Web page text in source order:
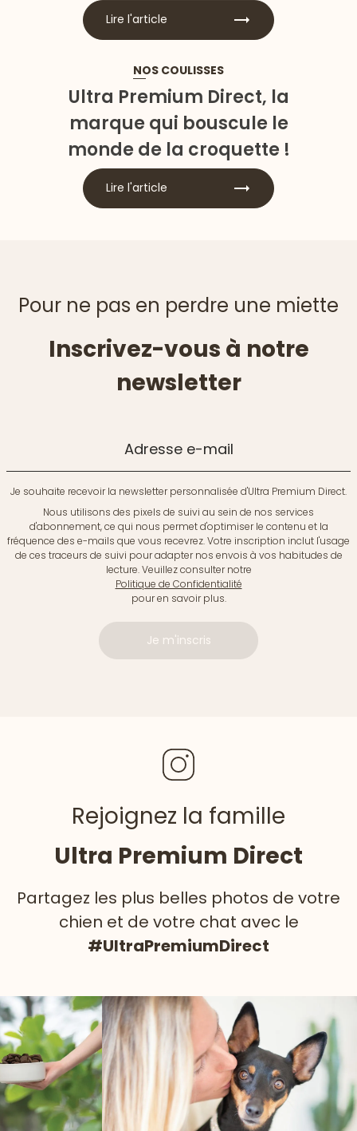
Lire l'article
NOS COULISSES
Ultra Premium Direct, la
marque qui bouscule le
monde de la croquette !
Lire l'article
Pour ne pas en perdre une miette
Inscrivez-vous à notre
newsletter
Adresse e-mail
Je souhaite recevoir la newsletter personnalisée d'Ultra Premium Direct.
Nous utilisons des pixels de suivi au sein de nos services
d'abonnement, ce qui nous permet d'optimiser le contenu et la
fréquence des e-mails que vous recevrez. Votre inscription inclut l'usage
de ces traceurs de suivi pour adapter nos envois à vos habitudes de
lecture. Veuillez consulter notre
Politique de Confidentialité
pour en savoir plus.
Je m'inscris
Rejoignez la famille
Ultra Premium Direct
Partagez les plus belles photos de votre
chien et de votre chat avec le
#UltraPremiumDirect